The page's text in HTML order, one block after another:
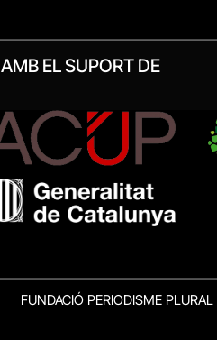
AMB EL SUPORT DE
FUNDACIÓ PERIODISME PLURAL